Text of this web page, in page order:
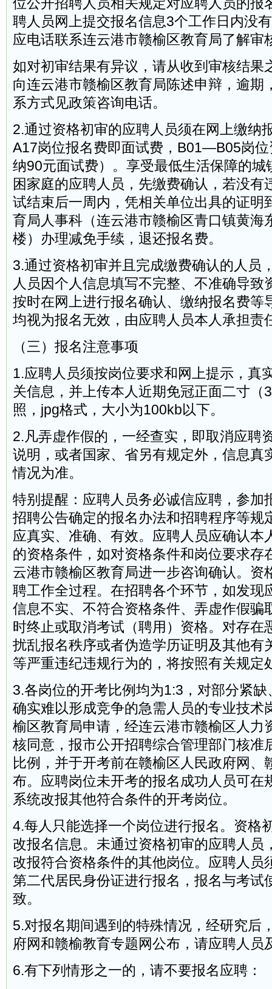
位公开招聘人员相关规定对应聘人员的报
聘人员网上提交报名信息3个工作日内没
应电话联系连云港市赣榆区教育局了解审
如对初审结果有异议，请从收到审核结果
向连云港市赣榆区教育局陈述申辩，逾期
系方式见政策咨询电话。
2.通过资格初审的应聘人员须在网上缴纳
A17岗位报名费即面试费，B01—B05岗
纳90元面试费）。享受最低生活保障的城
困家庭的应聘人员，先缴费确认，若没有
试结束后一周内，凭相关单位出具的证明
育局人事科（连云港市赣榆区青口镇黄海
楼）办理减免手续，退还报名费。
3.通过资格初审并且完成缴费确认的人员
人员因个人信息填写不完整、不准确导致
按时在网上进行报名确认、缴纳报名费等
均视为报名无效，由应聘人员本人承担责
（三）报名注意事项
1.应聘人员须按岗位要求和网上提示，真
关信息，并上传本人近期免冠正面二寸（
照，jpg格式，大小为100kb以下。
2.凡弄虚作假的，一经查实，即取消应聘
说明，或者国家、省另有规定外，信息真
情况为准。
特别提醒：应聘人员务必诚信应聘，参加
招聘公告确定的报名办法和招聘程序等规
应真实、准确、有效。应聘人员应确认本
的资格条件，如对资格条件和岗位要求存
云港市赣榆区教育局进一步咨询确认。资
聘工作全过程。在招聘各个环节，如发现
信息不实、不符合资格条件、弄虚作假骗
时终止或取消考试（聘用）资格。对存在
扰乱报名秩序或者伪造学历证明及其他有
等严重违纪违规行为的，将按照有关规定
3.各岗位的开考比例均为1:3，对部分紧
确实难以形成竞争的急需人员的专业技术
榆区教育局申请，经连云港市赣榆区人力
核同意，报市公开招聘综合管理部门核准
比例，并于开考前在赣榆区人民政府网、
布。应聘岗位未开考的报名成功人员可在
系统改报其他符合条件的开考岗位。
4.每人只能选择一个岗位进行报名。资格
改报名信息。未通过资格初审的应聘人员
改报符合资格条件的其他岗位。应聘人员
第二代居民身份证进行报名，报名与考试
致。
5.对报名期间遇到的特殊情况，经研究后
府网和赣榆教育专题网公布，请应聘人员
6.有下列情形之一的，请不要报名应聘：